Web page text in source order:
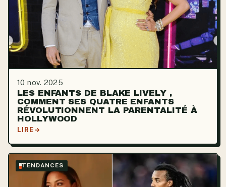
10 nov. 2025
LES ENFANTS DE BLAKE LIVELY ,
COMMENT SES QUATRE ENFANTS
RÉVOLUTIONNENT LA PARENTALITÉ À
HOLLYWOOD
LIRE
TENDANCES